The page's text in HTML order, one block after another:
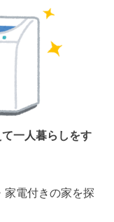
一人暮らしをす
家電付きの家を探